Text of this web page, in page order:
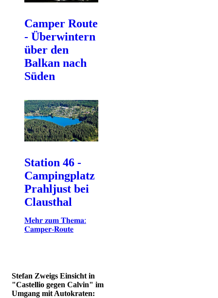
Camper Route
- Überwintern
über den
Balkan nach
Süden
Station 46 -
Campingplatz
Prahljust bei
Clausthal
𝐌𝐞𝐡𝐫 𝐳𝐮𝐦 𝐓𝐡𝐞𝐦𝐚:
𝐂𝐚𝐦𝐩𝐞𝐫-𝐑𝐨𝐮𝐭𝐞
Stefan Zweigs Einsicht in
"Castellio gegen Calvin" im
Umgang mit Autokraten: